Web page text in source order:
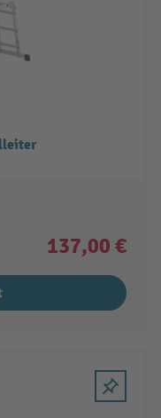
137,00 €